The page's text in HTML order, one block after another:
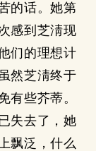
的话。她第
感到芝淸现
们的理想计
然芝淸终于
有些芥蒂。
失去了，她
飘泛，什么